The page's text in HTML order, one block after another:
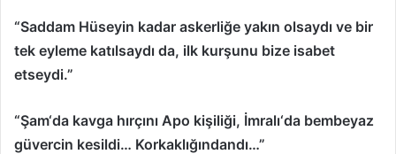
“Saddam Hüseyin kadar askerliğe yakın olsaydı ve bir
tek eyleme katılsaydı da, ilk kurşunu bize isabet
etseydi.”
“Şam‘da kavga hırçını Apo kişiliği, İmralı‘da bembeyaz
güvercin kesildi… Korkaklığındandı…”